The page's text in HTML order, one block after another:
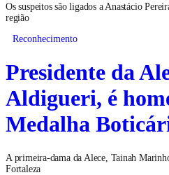
Os suspeitos são ligados a Anastácio
região
Reconhecimento
Presidente da
Aldigueri, é
Medalha
A primeira-dama da Alece, Tainah
Fortaleza